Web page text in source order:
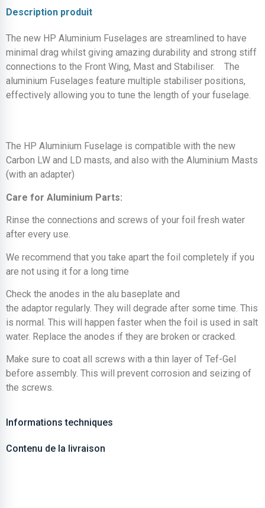
Description produit
The new HP Aluminium Fuselages are streamlined to have
minimal drag whilst giving amazing durability and strong stiff
connections to the Front Wing, Mast and Stabiliser. The
aluminium Fuselages feature multiple stabiliser positions,
effectively allowing you to tune the length of your fuselage.
The HP Aluminium Fuselage is compatible with the new
Carbon LW and LD masts, and also with the Aluminium Masts
(with an adapter)
Care for Aluminium Parts:
Rinse the connections and screws of your foil fresh water
after every use.
We recommend that you take apart the foil completely if you
are not using it for a long time
Check the anodes in the alu baseplate and
the adaptor regularly. They will degrade after some time. This
is normal. This will happen faster when the foil is used in salt
water. Replace the anodes if they are broken or cracked.
Make sure to coat all screws with a thin layer of Tef-Gel
before assembly. This will prevent corrosion and seizing of
the screws.
Informations techniques
Contenu de la livraison